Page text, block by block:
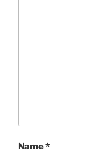
Name*